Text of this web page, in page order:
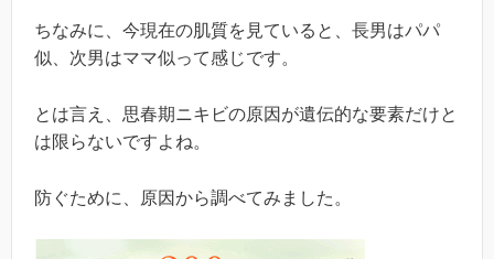
ちなみに、今現在の肌質を見ていると、長男はパパ
似、次男はママ似って感じです。
とは言え、思春期ニキビの原因が遺伝的な要素だけと
は限らないですよね。
防ぐために、原因から調べてみました。